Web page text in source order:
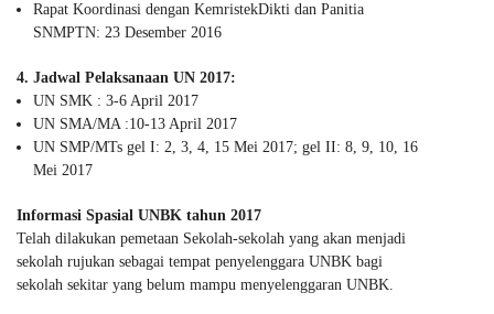
Rapat Koordinasi dengan KemristekDikti dan Panitia
SNMPTN: 23 Desember 2016
4. Jadwal Pelaksanaan UN 2017:
UN SMK : 3-6 April 2017
UN SMA/MA :10-13 April 2017
UN SMP/MTs gel I: 2, 3, 4, 15 Mei 2017; gel II: 8, 9, 10, 16
Mei 2017
Informasi Spasial UNBK tahun 2017
Telah dilakukan pemetaan Sekolah-sekolah yang akan menjadi
sekolah rujukan sebagai tempat penyelenggara UNBK bagi
sekolah sekitar yang belum mampu menyelenggaran UNBK.